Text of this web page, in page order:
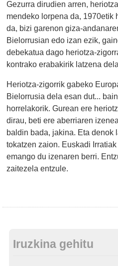
Gezurra dirudien arren,
mendeko lorpena da, 1970etik
da, bizi garenon giza-
Bielorrusian edo izan ezik,
debekatua dago heriotza-
kontrako erabakirik latzena
Heriotza-zigorrik gabeko
Bielorrusia dela esan dut...
horrelakorik. Gurean ere
dirau, beti ere aberriaren
baldin bada, jakina. Eta denok
tokatzen zaion. Euskadi
emango du izenaren berri.
zaitezela entzule.
Iruzkina gehitu